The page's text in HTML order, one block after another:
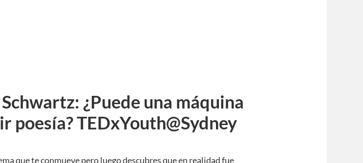
¿Puede una máquina
poesía? TEDxYouth@Sydney
que te conmueve pero luego descubres que en realidad fue